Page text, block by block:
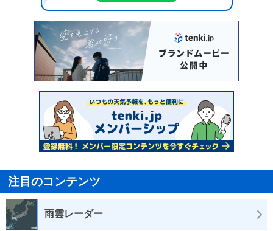
注目のコンテンツ
雨雲レーダー